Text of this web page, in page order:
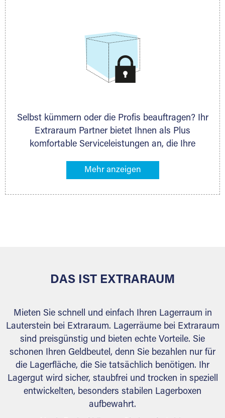
Selbst kümmern oder die Profis beauftragen? Ihr
Extraraum Partner bietet Ihnen als Plus
komfortable Serviceleistungen an, die Ihre
gehören z. B. Verpackungsservice, Lieferung von
Ihr Lagergut wird bei Ihrem Extraraum Partner
DAS IST EXTRARAUM
Mieten Sie schnell und einfach Ihren Lagerraum in
Lauterstein bei Extraraum. Lagerräume bei Extraraum
sind preisgünstig und bieten echte Vorteile. Sie
schonen Ihren Geldbeutel, denn Sie bezahlen nur für
die Lagerfläche, die Sie tatsächlich benötigen. Ihr
Lagergut wird sicher, staubfrei und trocken in speziell
entwickelten, besonders stabilen Lagerboxen
aufbewahrt.